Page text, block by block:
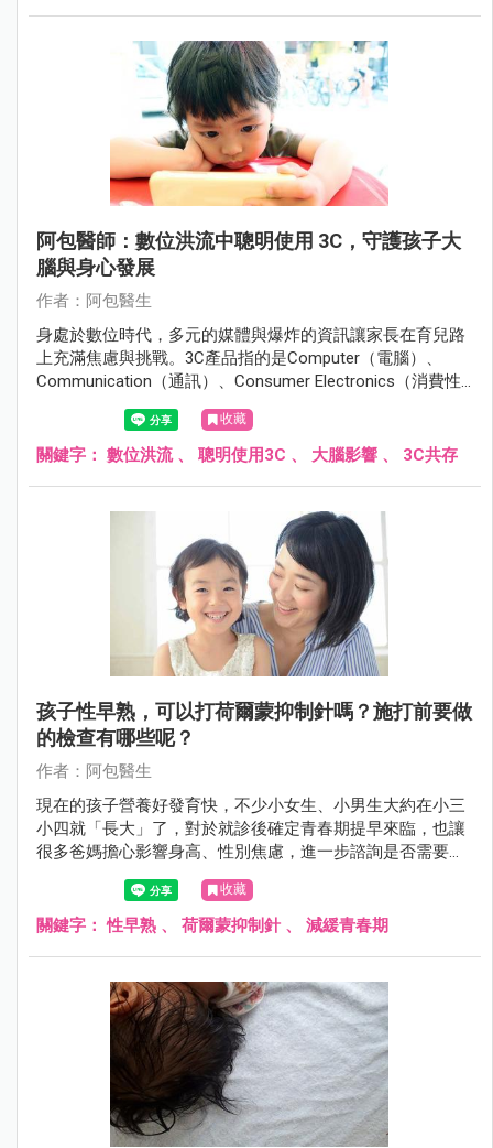
阿包醫師：數位洪流中聰明使用 3C，守護孩子大
腦與身心發展
作者：阿包醫生
身處於數位時代，多元的媒體與爆炸的資訊讓家長在育兒路
上充滿焦慮與挑戰。3C產品指的是Computer（電腦）、
Communication（通訊）、Consumer Electronics（消費性
電子產品），涵蓋了電腦、手機、平板、數位相機、智慧家
電等眾多產品，以下內文提到的3C產品主要指手機、平板和
電視。
收藏
關鍵字： 數位洪流、 聰明使用3C 、 大腦影響 、 3C共存
孩子性早熟，可以打荷爾蒙抑制針嗎？施打前要做
的檢查有哪些呢？
作者：阿包醫生
現在的孩子營養好發育快，不少小女生、小男生大約在小三
小四就「長大」了，對於就診後確定青春期提早來臨，也讓
很多爸媽擔心影響身高、性別焦慮，進一步諮詢是否需要施
打荷爾蒙抑制針，以下就來說說。
收藏
關鍵字：性早熟 、 荷爾蒙抑制針 、 減緩青春期